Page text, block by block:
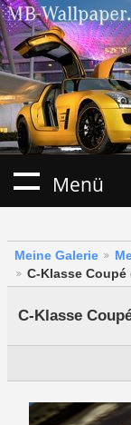
Menü
Meine Galerie
C-Klasse Coupé
C-Klasse